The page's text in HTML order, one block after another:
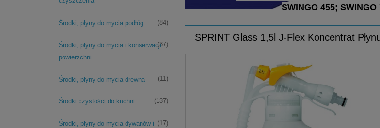
Środki, płyny do mycia podłóg (84)
Środki, płyny do mycia i konserwacji
powierzchni
(37)
Środki, płyny do mycia drewna (11)
Środki czystości do kuchni (137)
Środki, płyny do mycia dywanów i
(17)
SWINGO 455;
SPRINT Glass 1,5l J-Flex Koncentrat